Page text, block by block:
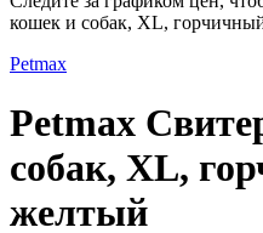
кошек и собак, XL,
Petmax
Petmax
собак, XL,
желтый